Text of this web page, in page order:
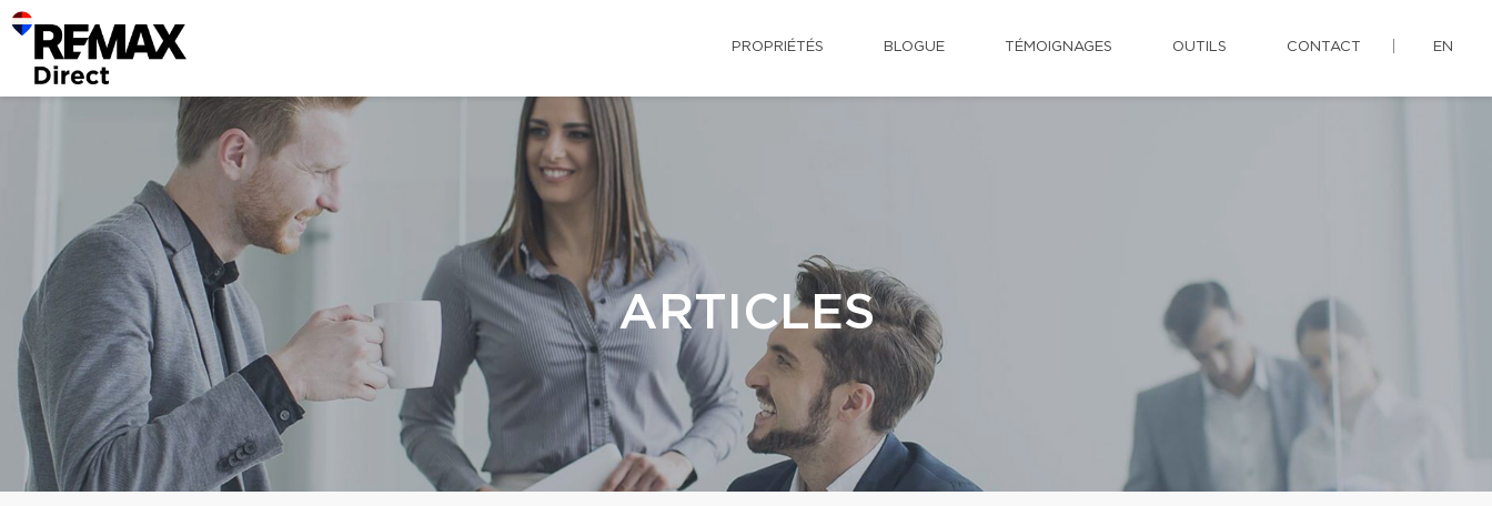
PROPRIÉTÉS BLOGUE TÉMOIGNAGES OUTILS CONTACT EN
ARTICLES